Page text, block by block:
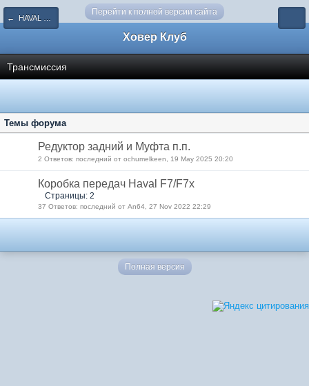
Перейти к полной версии сайта
← HAVAL F7/F7x
Ховер Клуб
Трансмиссия
Темы форума
Редуктор задний и Муфта п.п.
2 Ответов: последний от ochumelkeen, 19 May 2025 20:20
Коробка передач Haval F7/F7x
Страницы: 2
37 Ответов: последний от An64, 27 Nov 2022 22:29
Полная версия